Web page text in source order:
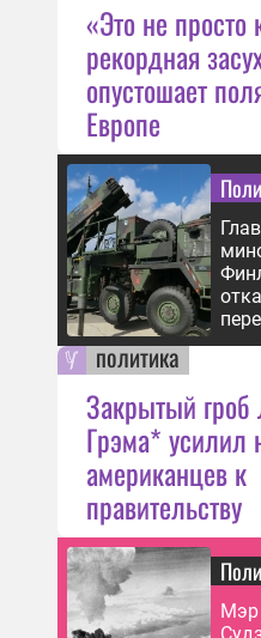
«Это не просто
рекордная
опустошает
Европе
политика
Закрытый
Грэма* усилил
американцев к
правительству
Мэр